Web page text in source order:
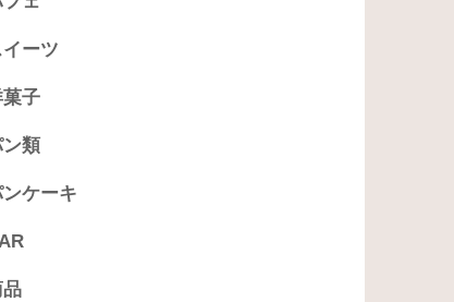
イーツ
子
類
ケーキ